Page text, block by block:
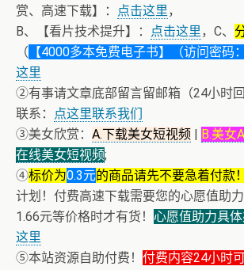
赏、高速下载】：
点击这里，
B、【看片技术提升】：
点击这里，C、
（ 【4000多本免费电子书】（访问密码
这里
②有事请文章底部留言留邮箱（24小时
联系：
点这里联系我们
③美女欣赏： A.下载美女短视频 | B.美女
在线美女短视频;
④标价为0.3元的商品请先不要急着付款
计划！付费高速下载需要您的心愿值助
1.66元等价格时才有货！ 心愿值助力具体
这里
⑤本站资源自助付费！ 付费内容24小时